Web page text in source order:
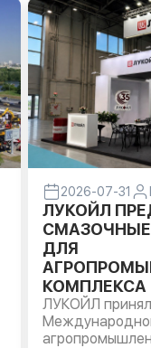
2026-07-31
ЛУКОЙЛ
ДЛЯ
КОМПЛЕКСА
ЛУКОЙЛ принял